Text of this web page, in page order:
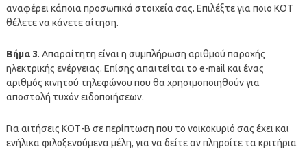
αναφέρει κάποια προσωπικά στοιχεία σας. Επιλέξτε για ποιο ΚΟΤ
θέλετε να κάνετε αίτηση.
Βήμα 3. Απαραίτητη είναι η συμπλήρωση αριθμού παροχής
ηλεκτρικής ενέργειας. Επίσης απαιτείται το e-mail και ένας
αριθμός κινητού τηλεφώνου που θα χρησιμοποιηθούν για
αποστολή τυχόν ειδοποιήσεων.
Για αιτήσεις ΚΟΤ-Β σε περίπτωση που το νοικοκυριό σας έχει και
ενήλικα φιλοξενούμενα μέλη, για να δείτε αν πληροίτε τα κριτήρια